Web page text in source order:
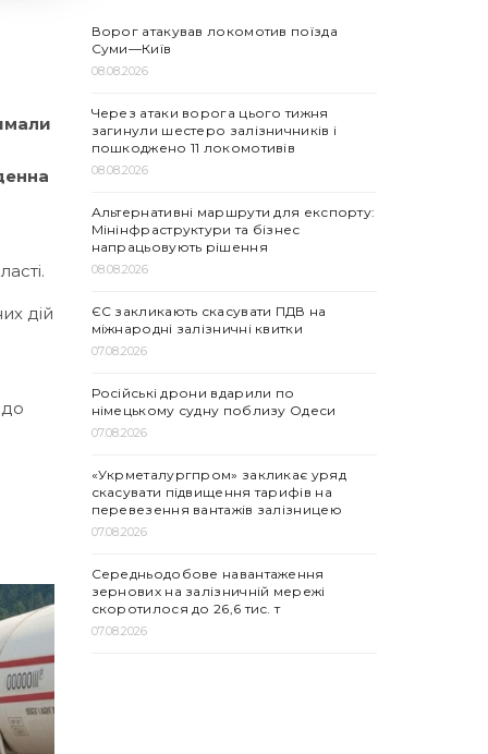
дій
Ворог атакував локомотив поїзда
Суми—Київ
08.08.2026
Через атаки ворога цього тижня
загинули шестеро залізничників і
пошкоджено 11 локомотивів
08.08.2026
Альтернативні маршрути для експорту:
Мінінфраструктури та бізнес
напрацьовують рішення
08.08.2026
ЄС закликають скасувати ПДВ на
міжнародні залізничні квитки
07.08.2026
Російські дрони вдарили по
німецькому судну поблизу Одеси
07.08.2026
«Укрметалургпром» закликає уряд
скасувати підвищення тарифів на
перевезення вантажів залізницею
07.08.2026
Середньодобове навантаження
зернових на залізничній мережі
скоротилося до 26,6 тис. т
07.08.2026